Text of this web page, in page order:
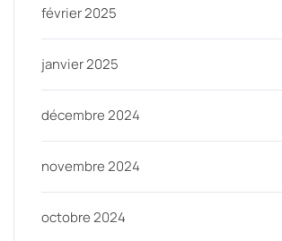
février 2025
janvier 2025
décembre 2024
novembre 2024
octobre 2024